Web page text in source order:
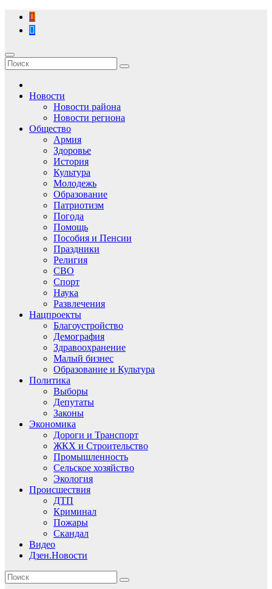
Перейти
содержимому
Новости
Новости района
Новости региона
Общество
Армия
Здоровье
История
Культура
Молодежь
Образование
Патриотизм
Погода
Помощь
Пособия и Пенсии
Праздники
Религия
СВО
Спорт
Наука
Развлечения
Нацпроекты
Благоустройство
Демография
Здравоохранение
Малый бизнес
Образование и Культура
Политика
Выборы
Депутаты
Законы
Экономика
Дороги и Транспорт
ЖКХ и Строительство
Промышленность
Сельское хозяйство
Экология
Происшествия
ДТП
Криминал
Пожары
Скандал
Видео
Дзен.Новости